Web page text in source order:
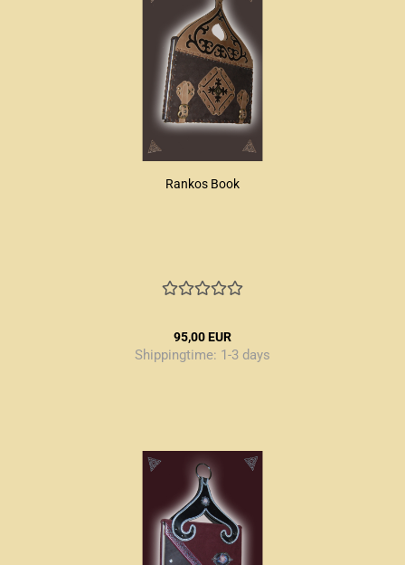
Rankos Book
95,00 EUR
Shippingtime: 1-3 days